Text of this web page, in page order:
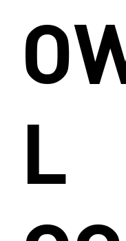
L